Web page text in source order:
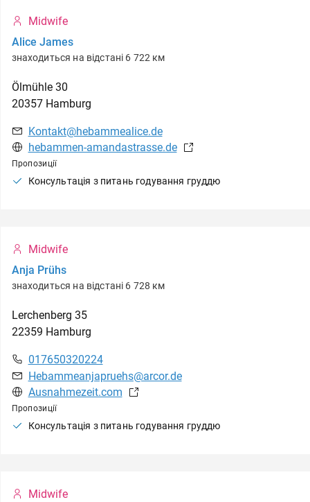
Midwife
Alice James
знаходиться на відстані 6 722 км
Ölmühle 30
20357 Hamburg
Kontakt@hebammealice.de
hebammen-amandastrasse.de
Пропозиції
Консультація з питань годування груддю
Midwife
Anja Prühs
знаходиться на відстані 6 728 км
Lerchenberg 35
22359 Hamburg
017650320224
Hebammeanjapruehs@arcor.de
Ausnahmezeit.com
Пропозиції
Консультація з питань годування груддю
Midwife